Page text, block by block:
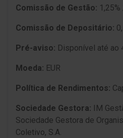
Comissão de Gestão:
Comissão de Depositário:
Pré-aviso: Disponível até ao
Moeda: EUR
Política de Rendimentos:
Sociedade Gestora:
IM
Sociedade Gestora de
Coletivo, S.A.